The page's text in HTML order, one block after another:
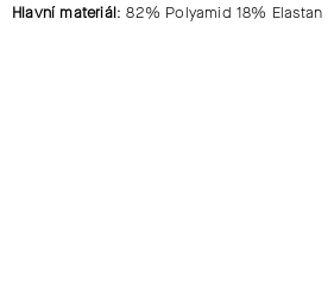
Hlavní materiál: 82% Polyamid 18% Elastan